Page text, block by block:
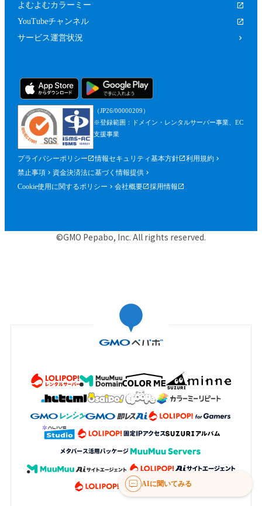
よむよむカラーミー
YouTubeチャンネル
サービス運営状況
（JP26/00000209）
※登録範囲：ドメイン・レンタルサーバー事業、EC
支援事業
プライバシーポリシー 情報セキュリティ基本方針
利用規約
禁止事項
資金決済法に基づく情報提供
Cookie使用に関するポリシー
会社概要 採用情報
©GMO Pepabo, Inc. All rights reserved.
AIに聞いてみる